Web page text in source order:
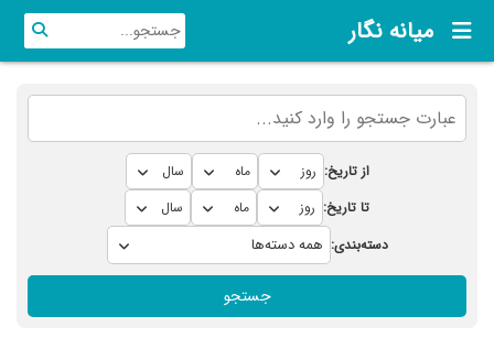
میانه نگار
از تاریخ:
تا تاریخ:
دسته‌بندی:
جستجو